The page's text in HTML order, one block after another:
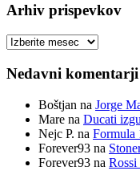
Arhiv prispevkov
Arhiv
Nedavni komentarji
Boštjan na Jorge
Mare na Ducati
Nejc P. na Formula
Forever93 na
Forever93 na Rossi